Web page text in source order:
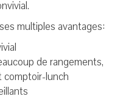
multiples avantages:
de rangements,
comptoir-lunch